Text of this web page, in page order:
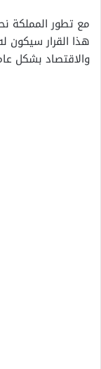
مع تطور المملكة
هذا القرار سيكون
والاقتصاد بشكل